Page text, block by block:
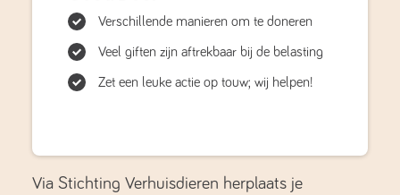
Verschillende manieren om te doneren
Veel giften zijn aftrekbaar bij de belasting
Zet een leuke actie op touw; wij helpen!
Via Stichting Verhuisdieren herplaats je